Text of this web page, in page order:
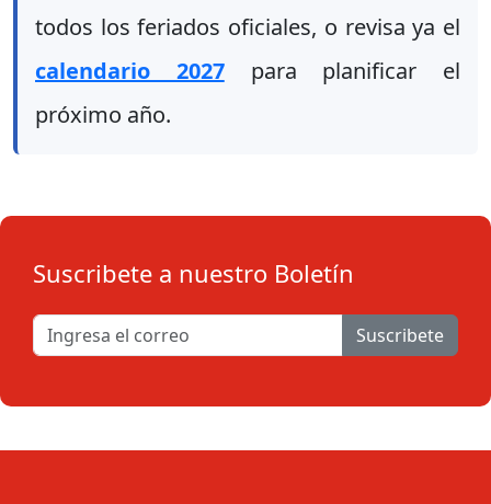
todos los feriados oficiales, o revisa ya el
calendario 2027para planificar el
próximo año.
Suscribete a nuestro Boletín
Suscribete